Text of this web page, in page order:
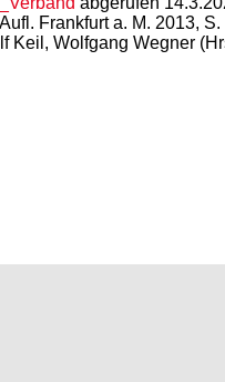
Frankfurt a. M. 2013, S.
Wolfgang Wegner